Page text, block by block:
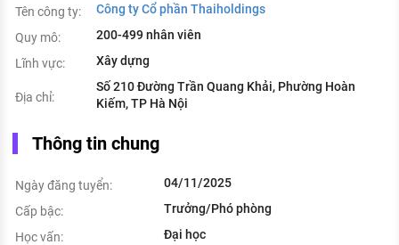
Tên công ty:
Công ty Cổ phần Thaiholdings
Quy mô:
200-499 nhân viên
Lĩnh vực:
Xây dựng
Địa chỉ:
Số 210 Đường Trần Quang Khải, Phường Hoàn
Kiếm, TP Hà Nội
Thông tin chung
Ngày đăng tuyển:
04/11/2025
Cấp bậc:
Trưởng/Phó phòng
Học vấn:
Đại học